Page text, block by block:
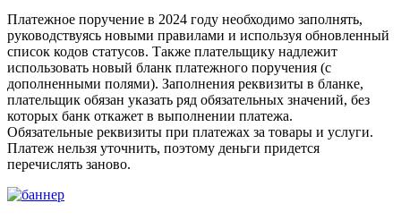
Платежное поручение в 2024 году необходимо заполнять,
руководствуясь новыми правилами и используя обновленный
список кодов статусов. Также плательщику надлежит
использовать новый бланк платежного поручения (с
дополненными полями). Заполнения реквизиты в бланке,
плательщик обязан указать ряд обязательных значений, без
которых банк откажет в выполнении платежа.
Обязательные реквизиты при платежах за товары и услуги.
Платеж нельзя уточнить, поэтому деньги придется
перечислять заново.